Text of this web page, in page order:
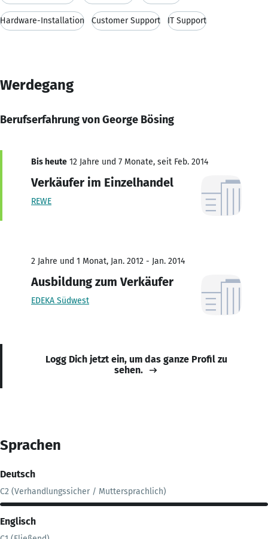
Hardware-Installation Customer Support IT Support
Werdegang
Berufserfahrung von George Bösing
Bis heute 12 Jahre und 7 Monate, seit Feb. 2014
Verkäufer im Einzelhandel
REWE
2 Jahre und 1 Monat, Jan. 2012 - Jan. 2014
Ausbildung zum Verkäufer
EDEKA Südwest
Logg Dich jetzt ein, um das ganze Profil zu
sehen.
Sprachen
Deutsch
C2 (Verhandlungssicher / Muttersprachlich)
Englisch